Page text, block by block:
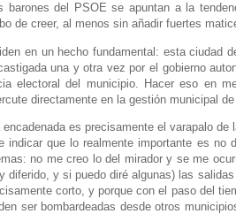
barones del PSOE se apuntan a la
de creer, al menos sin añadir fuertes
en un hecho fundamental: esta ciudad
una y otra vez por el gobierno
electoral del municipio. Hacer eso en
directamente en la gestión municipal de
es precisamente el varapalo
indicar que lo realmente importante es no
no me creo lo del mirador y se me
diferido, y si puedo diré algunas) las
corto, y porque con el paso del
ser bombardeadas desde otros